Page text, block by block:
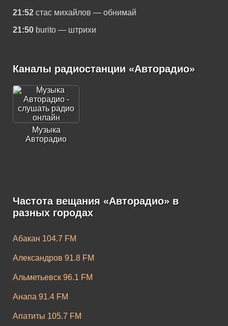
21:52 стас михайлов — обнимай
21:50 burito — штрихи
Каналы радиостанции «Авторадио»
Музыка
Авторадио
Частота вещания «Авторадио» в
разных городах
Абакан 104.7 FM
Александров 91.8 FM
Альметьевск 96.1 FM
Анапа 91.4 FM
Апатиты 105.7 FM